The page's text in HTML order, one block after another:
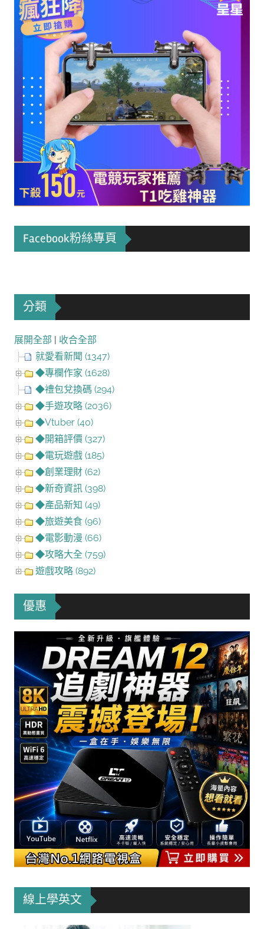
Facebook粉絲專頁
分類
展開全部
收合全部
就愛看新聞 (1347)
◆專欄作家 (1628)
◆禮包兌換碼 (294)
◆手遊攻略 (2036)
◆Vtuber (40)
◆開箱評價 (327)
◆電玩遊戲 (185)
◆創業理財 (62)
◆新奇資訊 (398)
◆產品新知 (49)
◆旅遊美食 (96)
◆電影動漫 (66)
◆攻略大全 (759)
遊戲攻略 (892)
優惠
線上學英文